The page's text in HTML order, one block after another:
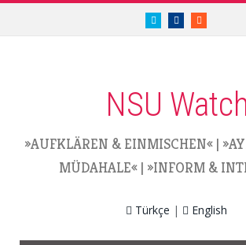
twitter.com/nsuwatch
facebook.com/
RSS
NSU
»AUFKLÄREN & EINMISCHEN« |
MÜDAHALE« | »INFORM &
Türkçe | English